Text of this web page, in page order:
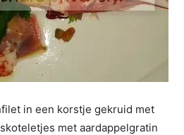
in een korstje gekruid met
met aardappelgratin